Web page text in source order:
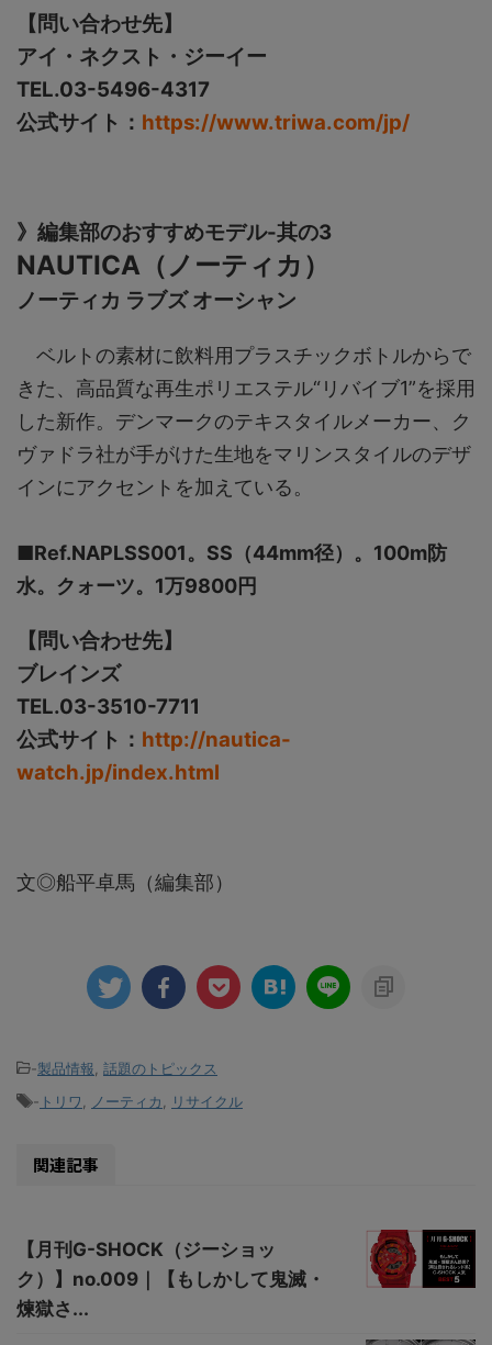
【問い合わせ先】
アイ・ネクスト・ジーイー
TEL.03-5496-4317
公式サイト： https://www.triwa.com/jp/
》編集部のおすすめモデル-其の3
NAUTICA（ノーティカ）
ノーティカ ラブズ オーシャン
ベルトの素材に飲料用プラスチックボトルからで
きた、高品質な再生ポリエステル“リバイブ1”を採用
した新作。デンマークのテキスタイルメーカー、ク
ヴァドラ社が手がけた生地をマリンスタイルのデザ
インにアクセントを加えている。
■Ref.NAPLSS001。SS（44mm径）。100m防
水。クォーツ。1万9800円
【問い合わせ先】
ブレインズ
TEL.03-3510-7711
公式サイト： http://nautica-
watch.jp/index.html
文◎船平卓馬（編集部）
-製品情報 話題のトピックス
- トリワ ノーティカ リサイクル
関連記事
【月刊G-SHOCK（ジーショッ
ク）】no.009｜【もしかして鬼滅・
煉獄さ...